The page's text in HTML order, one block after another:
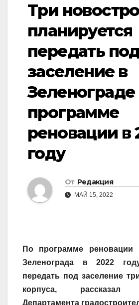
Три
планируется
передать
заселение в
Зеленограде
программе
реновации в
году
От Редакция
МАЙ 15, 2022
По программе реновации
Зеленограда в 2022
передать под заселение
корпуса, рассказал
Департамента